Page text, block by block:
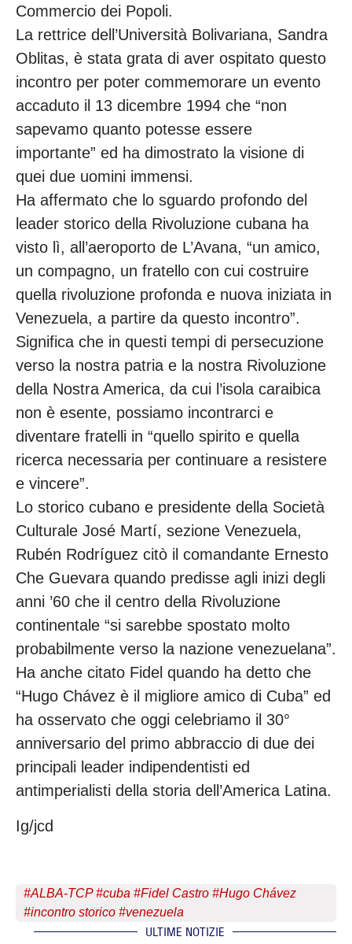
Commercio dei Popoli.
La rettrice dell’Università Bolivariana, Sandra
Oblitas, è stata grata di aver ospitato questo
incontro per poter commemorare un evento
accaduto il 13 dicembre 1994 che “non
sapevamo quanto potesse essere
importante” ed ha dimostrato la visione di
quei due uomini immensi.
Ha affermato che lo sguardo profondo del
leader storico della Rivoluzione cubana ha
visto lì, all’aeroporto de L’Avana, “un amico,
un compagno, un fratello con cui costruire
quella rivoluzione profonda e nuova iniziata in
Venezuela, a partire da questo incontro”.
Significa che in questi tempi di persecuzione
verso la nostra patria e la nostra Rivoluzione
della Nostra America, da cui l’isola caraibica
non è esente, possiamo incontrarci e
diventare fratelli in “quello spirito e quella
ricerca necessaria per continuare a resistere
e vincere”.
Lo storico cubano e presidente della Società
Culturale José Martí, sezione Venezuela,
Rubén Rodríguez citò il comandante Ernesto
Che Guevara quando predisse agli inizi degli
anni ’60 che il centro della Rivoluzione
continentale “si sarebbe spostato molto
probabilmente verso la nazione venezuelana”.
Ha anche citato Fidel quando ha detto che
“Hugo Chávez è il migliore amico di Cuba” ed
ha osservato che oggi celebriamo il 30°
anniversario del primo abbraccio di due dei
principali leader indipendentisti ed
antimperialisti della storia dell’America Latina.
Ig/jcd
#ALBA-TCP#cuba #Fidel Castro #Hugo Chávez
#incontro storico #venezuela
ULTIME NOTIZIE